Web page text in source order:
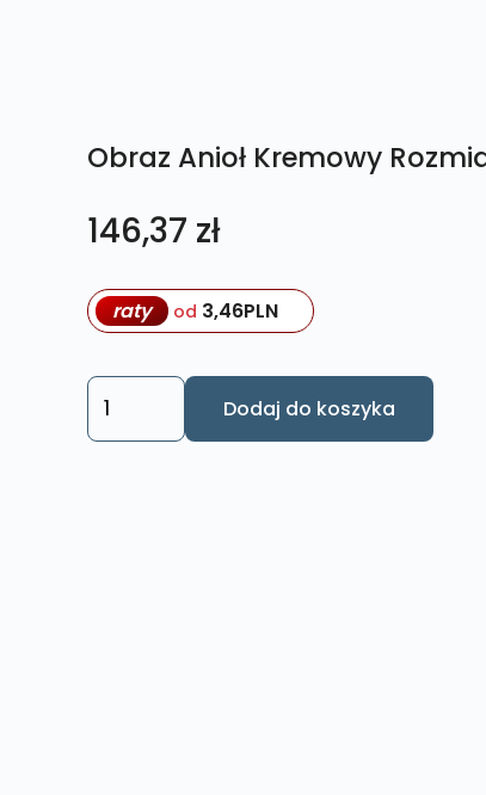
Obraz Anioł Kremowy
146,37 zł
raty od 3,46PLN
ilość
Obraz
Dodaj do koszyka